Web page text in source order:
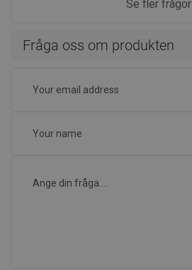
Se fler frågor
Fråga oss om produkten